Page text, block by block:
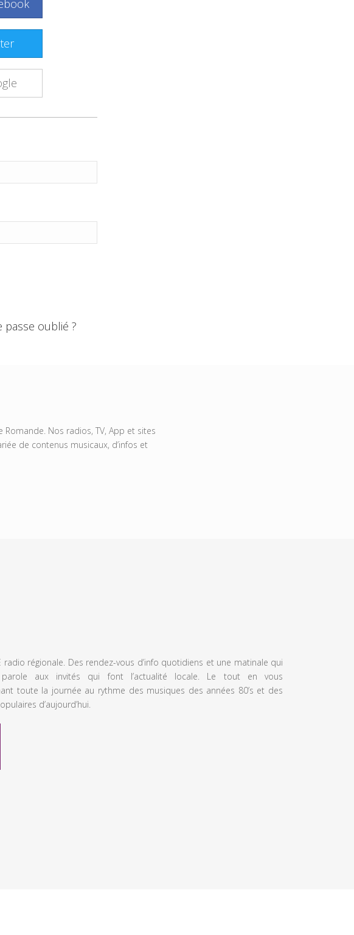
passe oublié ?
Nos radios, TV, App et sites
de contenus musicaux, d’infos et
radio régionale. Des rendez-vous d’info quotidiens et une matinale qui
aux invités qui font l’actualité locale. Le tout en vous
toute la journée au rythme des musiques des années 80’s et des
d’aujourd’hui.